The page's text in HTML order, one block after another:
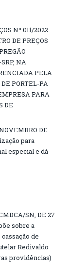
Nº 011/2022
DE PREÇOS
NA
PELA
PORTEL-PA
PARA
DE
DE
para
especial e dá
SN, DE 27
sobre a
de
Redivaldo
providências)